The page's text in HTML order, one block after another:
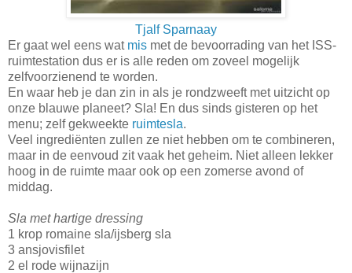
Tjalf Sparnaay
Er gaat wel eens wat mis met de bevoorrading van het ISS-
ruimtestation dus er is alle reden om zoveel mogelijk
zelfvoorzienend te worden.
En waar heb je dan zin in als je rondzweeft met uitzicht op
onze blauwe planeet? Sla ! En dus sinds gisteren op het
menu; zelf gekweekte ruimtesla.
Veel ingrediënten zullen ze niet hebben om te combineren,
maar in de eenvoud zit vaak het geheim. Niet alleen lekker
hoog in de ruimte maar ook op een zomerse avond of
middag.
Sla met hartige dressing
1 krop romaine sla/ijsberg sla
3 ansjovisfilet
2 el rode wijnazijn